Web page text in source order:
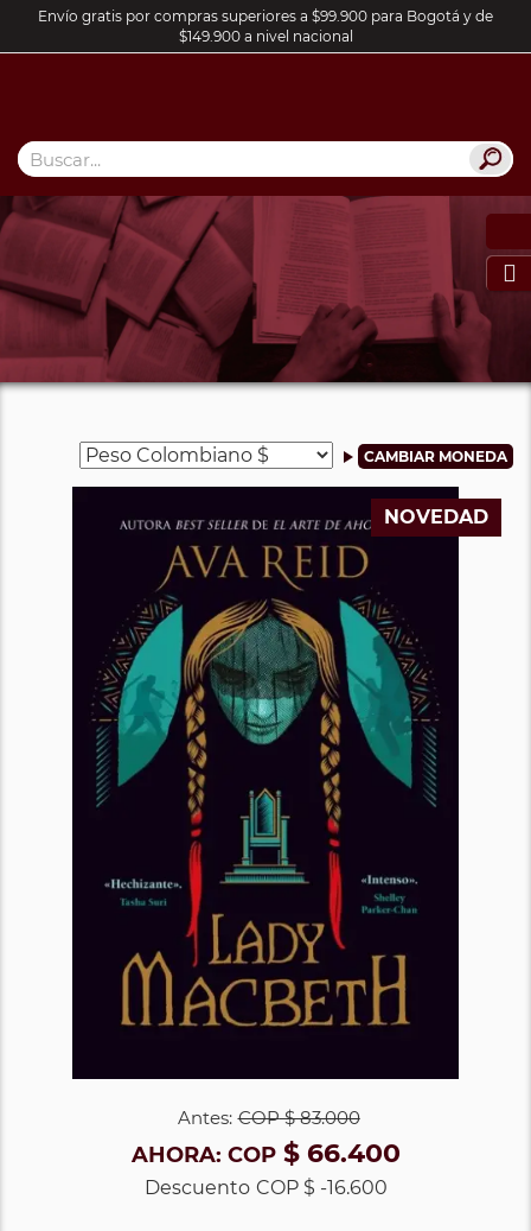
Envío gratis por compras superiores a $99.900 para Bogotá y de
$149.900 a nivel nacional

NOVEDAD
Antes: COP$ 83.000
AHORA: COP$ 66.400
Descuento COP $ -16.600